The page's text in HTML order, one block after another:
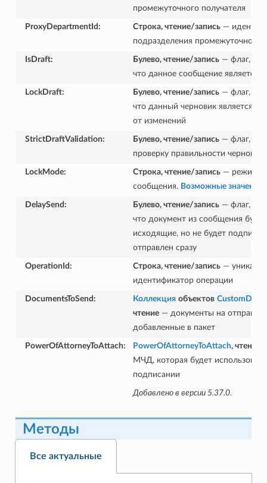
промежуточного получателя
ProxyDepartmentId: Строка, чтение/запись—
подразделения промежуточного
IsDraft: Булево, чтение/запись— флаг,
что данное сообщение является
LockDraft: Булево, чтение/запись— флаг,
что данный черновик является
от изменений
StrictDraftValidation: Булево, чтение/запись— флаг,
проверку правильности черновика
LockMode: Строка, чтение/запись— режим
сообщения. Возможные значения
DelaySend : Булево, чтение/запись— флаг,
что документ из сообщения
исходящие, но не будет
отправлен сразу
OperationId: Строка, чтение/запись—
идентификатор операции
DocumentsToSend : Коллекция объектов
чтение— документы на отправку,
добавленные в пакет
PowerOfAttorneyToAttach: PowerOfAttorneyToAttach, чтение
МЧД, которая будет
подписании
Добавлено в версии 5.37.0.
Методы
Все актуальные